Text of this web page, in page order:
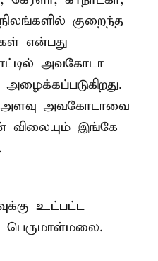
குறைந்த
என்பது
அவகோடா
அளவு அவகோடாவை
விலையும் இங்கே
உட்பட்ட
பெருமாள்மலை.